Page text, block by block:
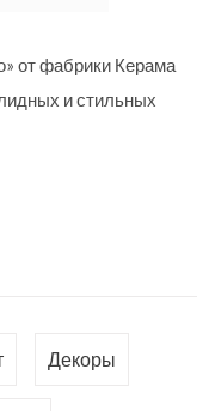
от фабрики Керама
и стильных
под
самых
образцами
с нотками
Декоры